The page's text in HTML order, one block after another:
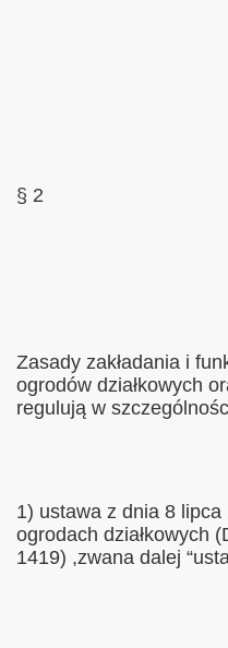
§ 2
Zasady zakładania i
ogrodów działkowych
regulują w
1) ustawa z dnia 8
ogrodach działkowych
1419) ,zwana dalej